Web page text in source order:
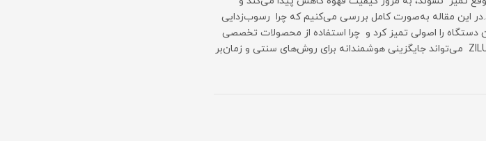
این مقاله به‌صورت کامل بررسی می‌کنیم که چرا رسوب‌زدایی
دستگاه را اصولی تمیز کرد و چرا استفاده از محصولات تخصصی
مانند قرص، پودر و مایع شستشوی ZILUXE می‌تواند جایگزینی هوشمندانه برای روش‌های سنتی و زمان‌بر